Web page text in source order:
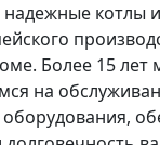
котлы
Более 15 лет
на